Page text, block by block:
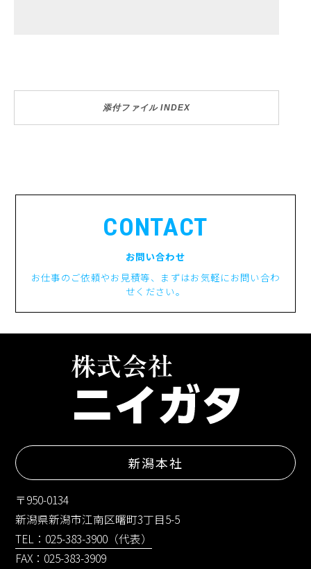
添付ファイル INDEX
CONTACT
お問い合わせ
お仕事のご依頼やお見積等、まずはお気軽にお問い合わ
せください。
新潟本社
〒950-0134
新潟県新潟市江南区曙町3丁目5-5
TEL：025-383-3900（代表）
FAX：025-383-3909